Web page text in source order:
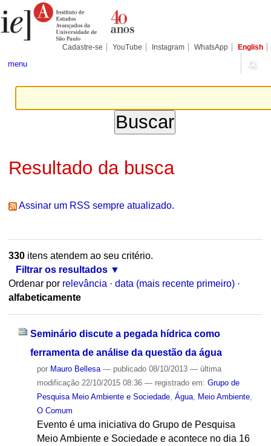
para
conteúdo.
Pessoais
Cadastre-se YouTube Instagram WhatsApp English
menu
Resultado da busca
Assinar um RSS sempre atualizado.
330itens atendem ao seu critério.
Filtrar os resultados
Ordenar por relevância · data (mais recente primeiro) ·
alfabeticamente
Seminário discute a pegada hídrica como
ferramenta de análise da questão da água
por Mauro Bellesa — publicado08/10/2013 — última
modificação22/10/2015 08:36 — registrado em: Grupo de
Pesquisa Meio Ambiente e Sociedade, Água, Meio Ambiente,
O Comum
Evento é uma iniciativa do Grupo de Pesquisa
Meio Ambiente e Sociedade e acontece no dia 16